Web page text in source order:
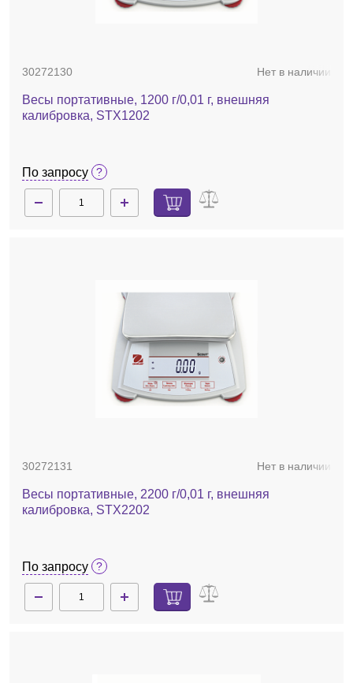
30272130 Нет в наличии
Весы портативные, 1200 г/0,01 г, внешняя
калибровка, STX1202
По запросу
30272131 Нет в наличии
Весы портативные, 2200 г/0,01 г, внешняя
калибровка, STX2202
По запросу